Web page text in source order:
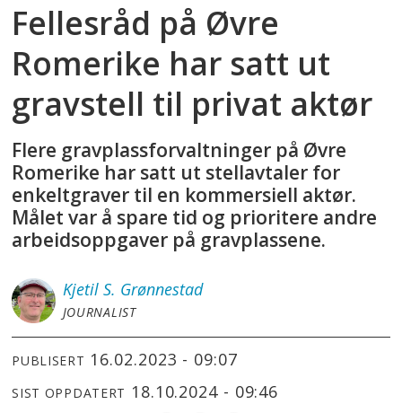
Fellesråd på Øvre
Romerike har satt ut
gravstell til privat aktør
Flere gravplassforvaltninger på Øvre
Romerike har satt ut stellavtaler for
enkeltgraver til en kommersiell aktør.
Målet var å spare tid og prioritere andre
arbeidsoppgaver på gravplassene.
Kjetil S. Grønnestad
JOURNALIST
PUBLISERT 16.02.2023 - 09:07
SIST OPPDATERT 18.10.2024 - 09:46